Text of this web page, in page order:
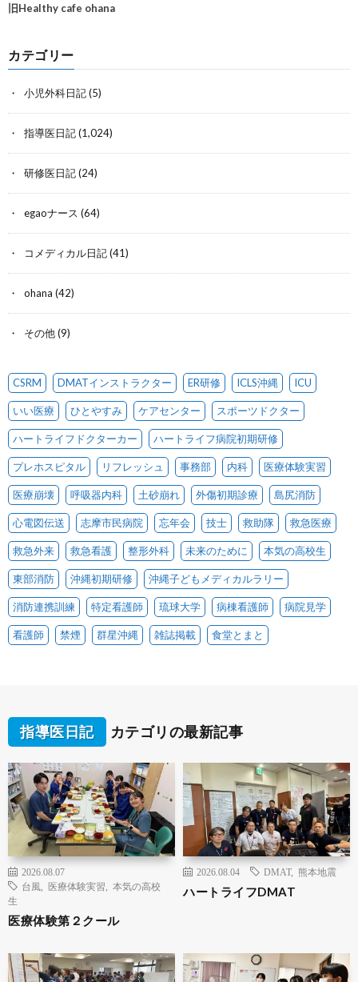
旧Healthy cafe ohana
カテゴリー
小児外科日記(5)
指導医日記(1,024)
研修医日記(24)
egaoナース (64)
コメディカル日記(41)
ohana (42)
その他(9)
CSRM DMATインストラクター ER研修 ICLS沖縄 ICU
いい医療 ひとやすみ ケアセンター スポーツドクター
ハートライフドクターカー ハートライフ病院初期研修
プレホスピタル リフレッシュ 事務部 内科 医療体験実習
医療崩壊 呼吸器内科 土砂崩れ 外傷初期診療 島尻消防
心電図伝送 志摩市民病院 忘年会 技士 救助隊 救急医療
救急外来 救急看護 整形外科 未来のために 本気の高校生
東部消防 沖縄初期研修 沖縄子どもメディカルラリー
消防連携訓練 特定看護師 琉球大学 病棟看護師 病院見学
看護師 禁煙 群星沖縄 雑誌掲載 食堂とまと
指導医日記 カテゴリの最新記事
2026.08.07
台風
医療体験実習
本気の高校
生
医療体験第２クール
2026.08.04 DMAT, 熊本地震
ハートライフDMAT